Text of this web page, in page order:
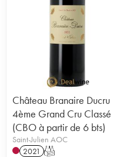
Château Branaire Ducru
4ème Grand Cru Classé
(CBO à partir de 6 bts)
Saint-Julien AOC
2021 T